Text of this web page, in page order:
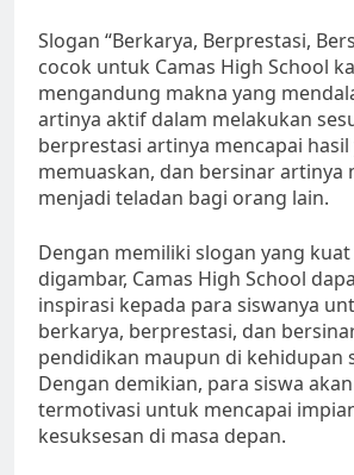
Slogan “Berkarya, Berprestasi,
cocok untuk Camas High School
mengandung makna yang
artinya aktif dalam melakukan
berprestasi artinya mencapai hasil
memuaskan, dan bersinar artinya
menjadi teladan bagi orang lain.
Dengan memiliki slogan yang
digambar, Camas High School
inspirasi kepada para siswanya
berkarya, berprestasi, dan
pendidikan maupun di kehidupan
Dengan demikian, para siswa
termotivasi untuk mencapai
kesuksesan di masa depan.